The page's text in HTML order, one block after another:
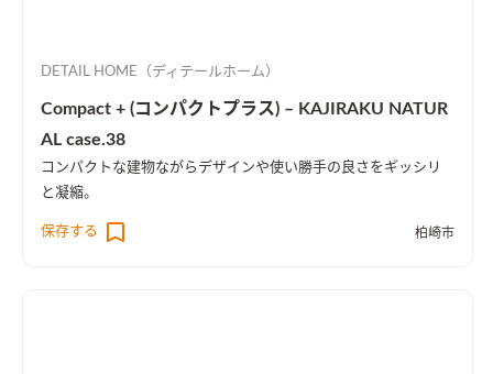
DETAIL HOME（ディテールホーム）
Compact + (コンパクトプラス) – KAJIRAKU NATUR
AL case.38
コンパクトな建物ながらデザインや使い勝手の良さをギッシリ
と凝縮。
保存する 柏崎市